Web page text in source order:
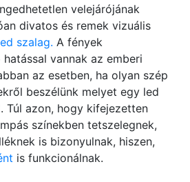
velejárójának
divatos és remek vizuális
szalag. A fények
vannak az emberi
az esetben, ha olyan szép
beszélünk melyet egy led
Túl azon, hogy kifejezetten
színekben tetszelegnek,
is bizonyulnak, hiszen,
is funkcionálnak.